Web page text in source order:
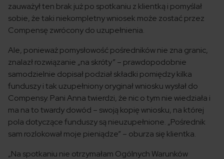
zauważył ten brak już po spotkaniu z klientką i pomyślał
sobie, że taki niekompletny wniosek może zostać przez
Compensę zwrócony do uzupełnienia.
Ale, ponieważ pomysłowość pośredników nie zna granic,
znalazł rozwiązanie „na skróty” – prawdopodobnie
samodzielnie dopisał podział składki pomiędzy kilka
funduszy i tak uzupełniony oryginał wniosku wysłał do
Compensy. Pani Anna twierdzi, że nic o tym nie wiedziała i
ma na to twardy dowód – swoją kopię wniosku, na której
pola dotyczące funduszy są nieuzupełnione. „Pośrednik
sam rozlokował moje pieniądze” – oburza się klientka.
„Na spotkaniu nie otrzymałam Ogólnych Warunków